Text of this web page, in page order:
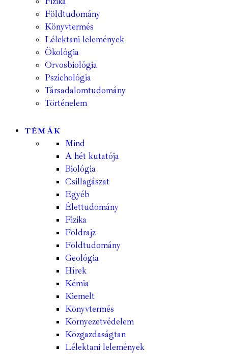
Földtudomány
Könyvtermés
Lélektani lelemények
Ökológia
Orvosbiológia
Pszichológia
Társadalomtudomány
Történelem
TÉMÁK
Mind
A hét kutatója
Biológia
Csillagászat
Egyéb
Élettudomány
Fizika
Földrajz
Földtudomány
Geológia
Hírek
Kémia
Kiemelt
Könyvtermés
Környezetvédelem
Közgazdaságtan
Lélektani lelemények